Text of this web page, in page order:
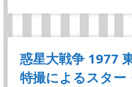
惑星大戦争 1977
特撮によるスタ